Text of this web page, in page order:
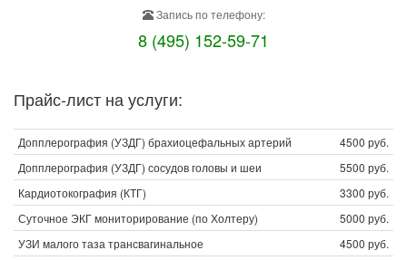
Запись по телефону:
8 (495) 152-59-71
Прайс-лист на услуги:
Допплерография (УЗДГ) брахиоцефальных артерий
4500 руб.
Допплерография (УЗДГ) сосудов головы и шеи
5500 руб.
Кардиотокография (КТГ)
3300 руб.
Суточное ЭКГ мониторирование (по Холтеру)
5000 руб.
УЗИ малого таза трансвагинальное
4500 руб.